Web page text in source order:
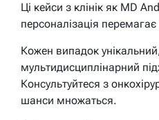
Ці кейси з клінік як MD
персоналізація перемагає
Кожен випадок
мультидисциплінарний
Консультуйтеся з
шанси множаться.